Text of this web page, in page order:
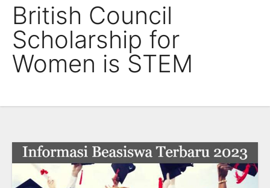
British Council
Scholarship for
Women is STEM